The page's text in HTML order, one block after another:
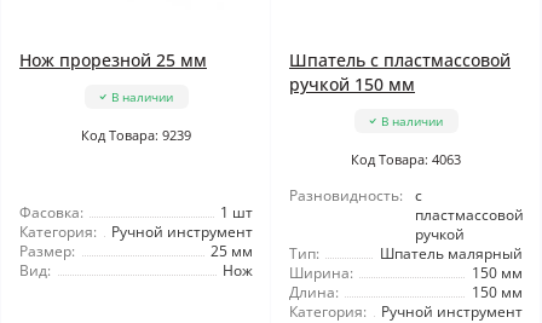
Нож прорезной 25 мм
В наличии
Код Товара: 9239
Фасовка:
1 шт
Категория:
Ручной инструмент
Размер:
25 мм
Вид:
Нож
Шпатель с пластмассовой
ручкой 150 мм
В наличии
Код Товара: 4063
Разновидность:
с
пластмассовой
ручкой
Тип:
Шпатель малярный
Ширина:
150 мм
Длина:
150 мм
Категория:
Ручной инструмент